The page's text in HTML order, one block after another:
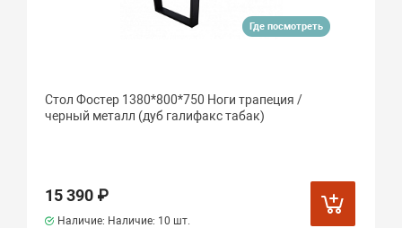
Где посмотреть
Стол Фостер 1380*800*750 Ноги трапеция /
черный металл (дуб галифакс табак)
15 390 ₽
Наличие: Наличие: 10 шт.